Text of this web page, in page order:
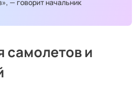
— говорит начальник
самолетов и